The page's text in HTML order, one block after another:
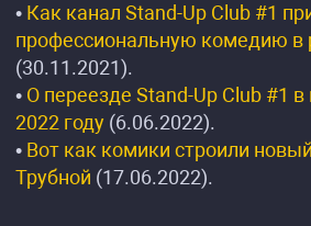
• Как канал Stand-Up Club #1
профессиональную комедию в
(30.11.2021).
• О переезде Stand-Up Club #1
2022 году (6.06.2022).
• Вот как комики строили
Трубной (17.06.2022).